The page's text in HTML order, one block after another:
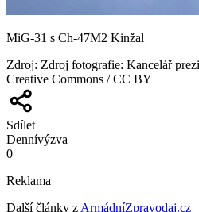
MiG-31 s Ch-47M2 Kinžal
Zdroj: Zdroj fotografie: Kancelář
Creative Commons / CC BY
Sdílet
Dennívýzva
0
Reklama
Další články z ArmádníZpravodaj.cz